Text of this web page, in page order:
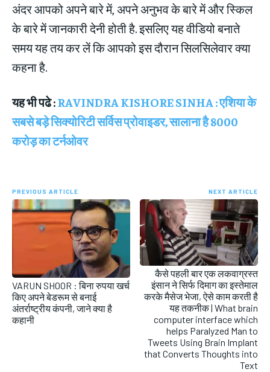
अंदर आपको अपने बारे में, अपने अनुभव के बारे में और स्किल
के बारे में जानकारी देनी होती है. इसलिए यह वीडियो बनाते
समय यह तय कर लें कि आपको इस दौरान सिलसिलेवार क्‍या
कहना है.
यह भी पढे :RAVINDRA KISHORE SINHA : एशिया के
सबसे बड़े सिक्योरिटी सर्विस प्रोवाइडर, सालाना है 8000
करोड़ का टर्नओवर
PREVIOUS ARTICLE
VARUN SHOOR : बिना रुपया खर्च
किए अपने बेडरूम से बनाई
अंतर्राष्ट्रीय कंपनी, जाने क्या है
कहानी
NEXT ARTICLE
कैसे पहली बार एक लकवाग्रस्‍त
इंसान ने सिर्फ दिमाग का इस्‍तेमाल
करके मैसेज भेजा, ऐसे काम करती है
यह तकनीक | What brain
computer interface which
helps Paralyzed Man to
Tweets Using Brain Implant
that Converts Thoughts into
Text